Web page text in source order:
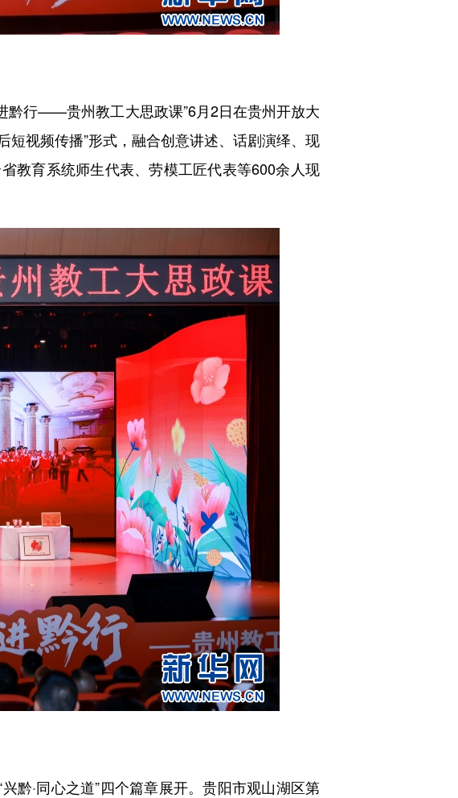
黔行——贵州教工大思政课”6月2日在贵州开放大
短视频传播”形式，融合创意讲述、话剧演绎、现
教育系统师生代表、劳模工匠代表等600余人现
黔·同心之道”四个篇章展开。贵阳市观山湖区第